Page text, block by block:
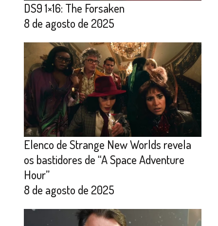
DS9 1×16: The Forsaken
8 de agosto de 2025
Elenco de Strange New Worlds revela
os bastidores de “A Space Adventure
Hour”
8 de agosto de 2025